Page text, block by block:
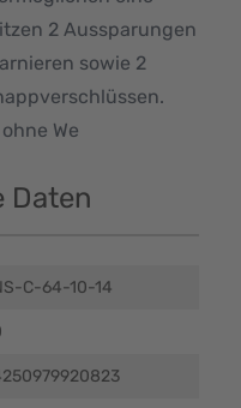
2 Aussparungen
sowie 2
We
Daten
C-64-10-14